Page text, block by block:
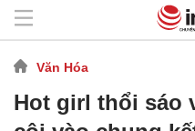
Văn Hóa
Hot girl thổi sáo